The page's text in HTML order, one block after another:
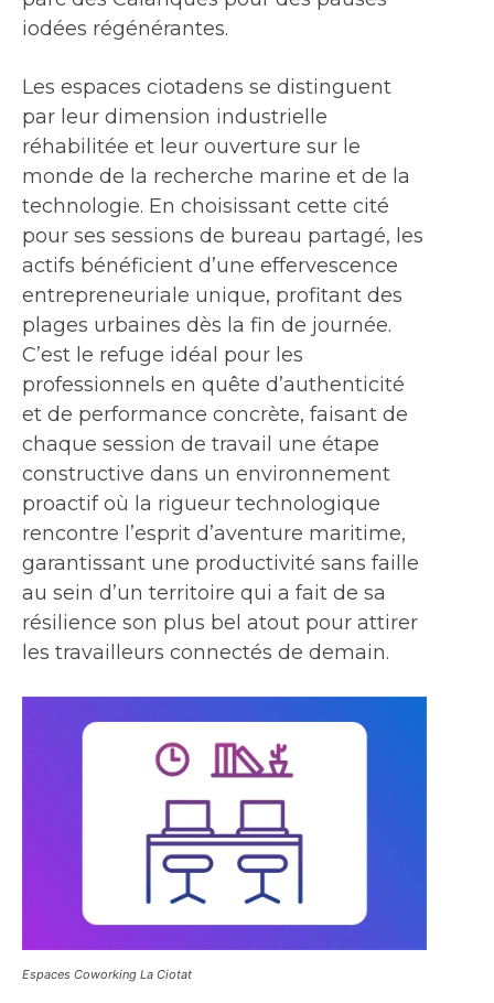
iodées régénérantes.
Les espaces ciotadens se distinguent
par leur dimension industrielle
réhabilitée et leur ouverture sur le
monde de la recherche marine et de la
technologie. En choisissant cette cité
pour ses sessions de bureau partagé, les
actifs bénéficient d’une effervescence
entrepreneuriale unique, profitant des
plages urbaines dès la fin de journée.
C’est le refuge idéal pour les
professionnels en quête d’authenticité
et de performance concrète, faisant de
chaque session de travail une étape
constructive dans un environnement
proactif où la rigueur technologique
rencontre l’esprit d’aventure maritime,
garantissant une productivité sans faille
au sein d’un territoire qui a fait de sa
résilience son plus bel atout pour attirer
les travailleurs connectés de demain.
Espaces Coworking La Ciotat